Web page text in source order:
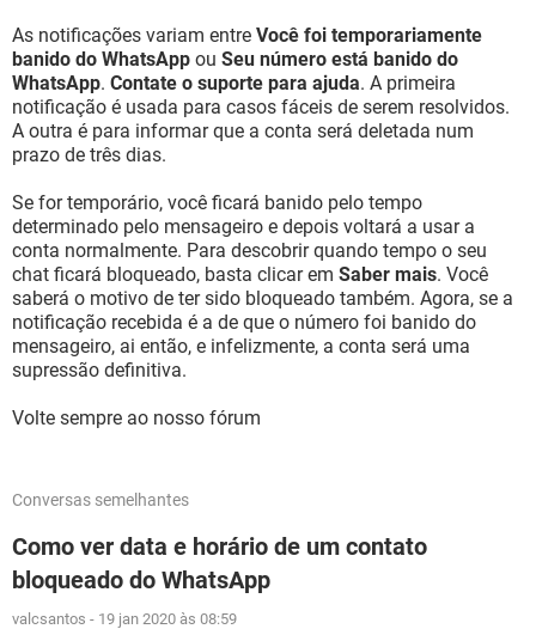
As notificações variam entre Você foi temporariamente
banido do WhatsApp ou Seu número está banido do
WhatsApp. Contate o suporte para ajuda. A primeira
notificação é usada para casos fáceis de serem resolvidos.
A outra é para informar que a conta será deletada num
prazo de três dias.
Se for temporário, você ficará banido pelo tempo
determinado pelo mensageiro e depois voltará a usar a
conta normalmente. Para descobrir quando tempo o seu
chat ficará bloqueado, basta clicar em Saber mais. Você
saberá o motivo de ter sido bloqueado também. Agora, se a
notificação recebida é a de que o número foi banido do
mensageiro, ai então, e infelizmente, a conta será uma
supressão definitiva.
Volte sempre ao nosso fórum
Conversas semelhantes
Como ver data e horário de um contato
bloqueado do WhatsApp
valcsantos - 19 jan 2020 às 08:59